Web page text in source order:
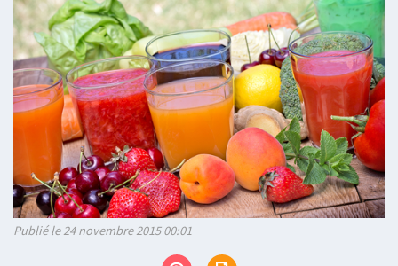
Publié le 24 novembre 2015 00:01